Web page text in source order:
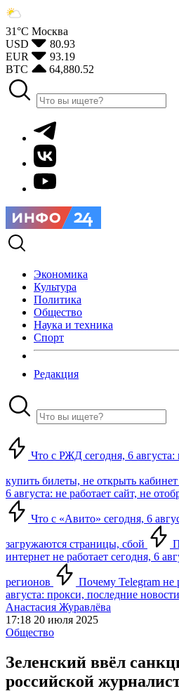
31°С Москва
USD
80.93
EUR
93.19
BTC
64,880.52
Экономика
Культура
Политика
Общество
Наука и техника
Спорт
Редакция
Что с РЖД сегодня, 6 августа:
купить билеты, не открыть кабинет
6 августа: не работает сайт, не
Что с «Авито» сегодня, 6
загружаются страницы, сбой
интернет не работает сегодня, 6
регионов
Почему Telegram не
августа: прокси, последние
Анастасия Журавлёва
17:18 20 июля 2025
Общество
Зеленский ввёл
российской